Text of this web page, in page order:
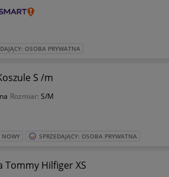
OSOBA PRYWATNA
S /m
Rozmiar: S/M
SPRZEDAJĄCY: OSOBA PRYWATNA
Tommy Hilfiger XS